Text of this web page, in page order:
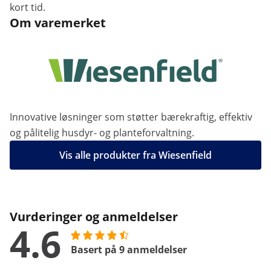
kort tid.
Om varemerket
Innovative løsninger som støtter bærekraftig, effektiv
og pålitelig husdyr- og planteforvaltning.
Vis alle produkter fra Wiesenfield
Vurderinger og anmeldelser
4.6 Basert på 9 anmeldelser